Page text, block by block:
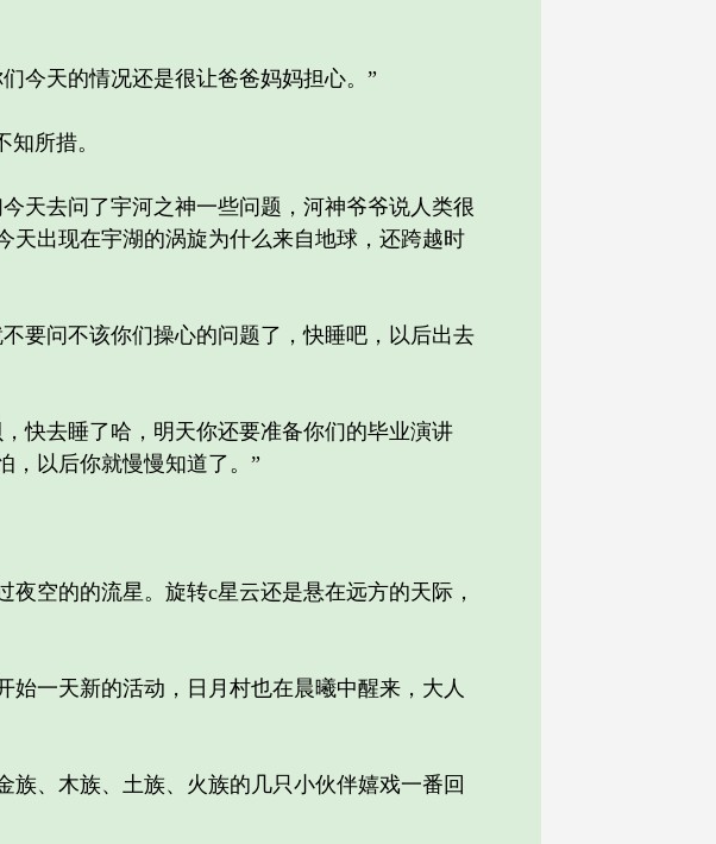
天的情况还是很让爸爸妈妈担心。”
所措。
去问了宇河之神一些问题，河神爷爷说人类很
天出现在宇湖的涡旋为什么来自地球，还跨越时
问不该你们操心的问题了，快睡吧，以后出去
去睡了哈，明天你还要准备你们的毕业演讲
，以后你就慢慢知道了。”
空的的流星。旋转c星云还是悬在远方的天际，
一天新的活动，日月村也在晨曦中醒来，大人
、木族、土族、火族的几只小伙伴嬉戏一番回